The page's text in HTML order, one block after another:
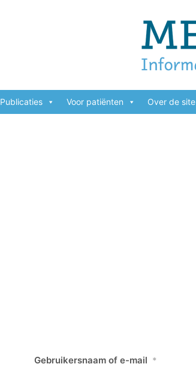
Publicaties Voor patiënten Over de site
Gebruikersnaam of e-mail *